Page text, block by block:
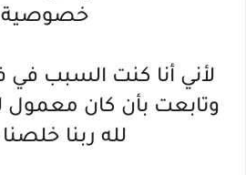
لأني أنا كنت السبب في
وتابعت بأن كان معمول
لله ربنا